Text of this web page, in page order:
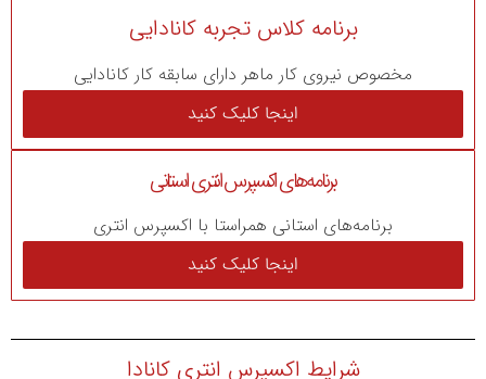
برنامه کلاس تجربه کانادایی
مخصوص نیروی کار ماهر دارای سابقه کار کانادایی
اینجا کلیک کنید
برنامه‌های اکسپرس انتری استانی
برنامه‌های استانی همراستا با اکسپرس انتری
اینجا کلیک کنید
شرایط اکسپرس انتری کانادا